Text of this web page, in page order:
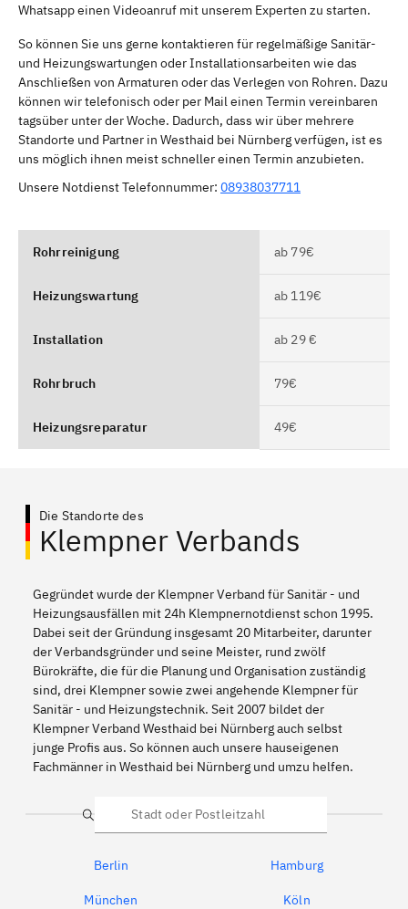
Whatsapp einen Videoanruf mit unserem Experten zu starten.
So können Sie uns gerne kontaktieren für regelmäßige Sanitär-
und Heizungswartungen oder Installationsarbeiten wie das
Anschließen von Armaturen oder das Verlegen von Rohren. Dazu
können wir telefonisch oder per Mail einen Termin vereinbaren
tagsüber unter der Woche. Dadurch, dass wir über mehrere
Standorte und Partner in Westhaid bei Nürnberg verfügen, ist es
uns möglich ihnen meist schneller einen Termin anzubieten.
Unsere Notdienst Telefonnummer: 08938037711
Rohrreinigung ab 79€
Heizungswartung ab 119€
Installation ab 29 €
Rohrbruch 79€
Heizungsreparatur 49€
Die Standorte des
Klempner Verbands
Gegründet wurde der Klempner Verband für Sanitär - und
Heizungsausfällen mit 24h Klempnernotdienst schon 1995.
Dabei seit der Gründung insgesamt 20 Mitarbeiter, darunter
der Verbandsgründer und seine Meister, rund zwölf
Bürokräfte, die für die Planung und Organisation zuständig
sind, drei Klempner sowie zwei angehende Klempner für
Sanitär - und Heizungstechnik. Seit 2007 bildet der
Klempner Verband Westhaid bei Nürnberg auch selbst
junge Profis aus. So können auch unsere hauseigenen
Fachmänner in Westhaid bei Nürnberg und umzu helfen.
Suche
Berlin Hamburg
München Köln